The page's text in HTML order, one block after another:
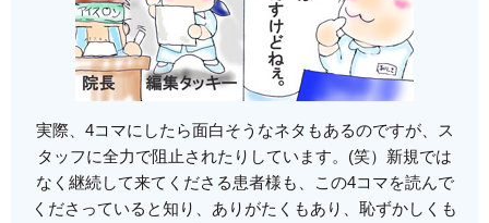
実際、4コマにしたら面白そうなネタもあるのですが、ス
タッフに全力で阻止されたりしています。(笑）新規では
なく継続して来てくださる患者様も、この4コマを読んで
くださっていると知り、ありがたくもあり、恥ずかしくも